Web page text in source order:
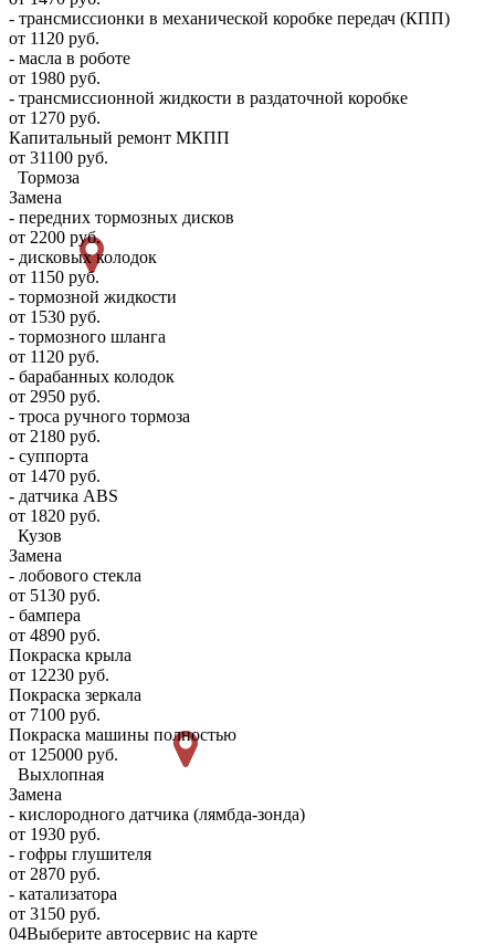
- трансмиссионки в механической коробке передач (КПП)
от 1120 руб.
- масла в роботе
от 1980 руб.
- трансмиссионной жидкости в раздаточной коробке
от 1270 руб.
Капитальный ремонт МКПП
от 31100 руб.
Тормоза
Замена
- передних тормозных дисков
от 2200 руб.
- дисковых колодок
от 1150 руб.
- тормозной жидкости
от 1530 руб.
- тормозного шланга
от 1120 руб.
- барабанных колодок
от 2950 руб.
- троса ручного тормоза
от 2180 руб.
- суппорта
от 1470 руб.
- датчика ABS
от 1820 руб.
Кузов
Замена
- лобового стекла
от 5130 руб.
- бампера
от 4890 руб.
Покраска крыла
от 12230 руб.
Покраска зеркала
от 7100 руб.
Покраска машины полностью
от 125000 руб.
Выхлопная
Замена
- кислородного датчика (лямбда-зонда)
от 1930 руб.
- гофры глушителя
от 2870 руб.
- катализатора
от 3150 руб.
04Выберите автосервис на карте